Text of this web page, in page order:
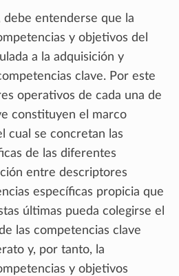
debe entenderse que la
y objetivos del
a la adquisición y
clave. Por este
operativos de cada una de
constituyen el marco
cual se concretan las
de las diferentes
entre descriptores
específicas propicia que
últimas pueda colegirse el
las competencias clave
y, por tanto, la
y objetivos